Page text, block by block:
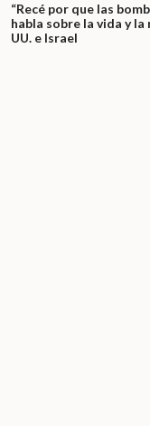
“Recé por que las
habla sobre la vida y
UU. e Israel